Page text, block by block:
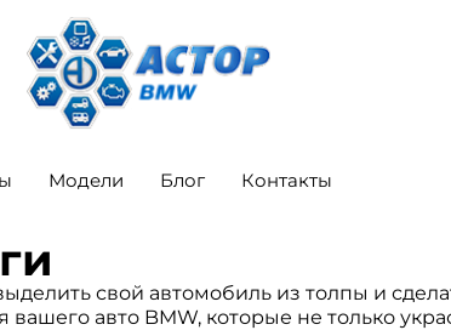
Модели Блог Контакты
свой автомобиль из толпы и
авто BMW, которые не только